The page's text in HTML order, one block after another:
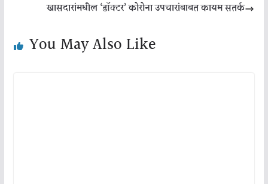
खासदारांमधील ‘डॉक्टर’ कोरोना उपचारांबाबत कायम सतर्क
You May Also Like